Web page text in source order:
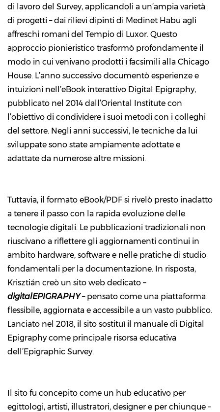
di lavoro del Survey, applicandoli a un’ampia varietà
di progetti – dai rilievi dipinti di Medinet Habu agli
affreschi romani del Tempio di Luxor. Questo
approccio pionieristico trasformò profondamente il
modo in cui venivano prodotti i facsimili alla Chicago
House. L’anno successivo documentò esperienze e
intuizioni nell’eBook interattivo Digital Epigraphy,
pubblicato nel 2014 dall’Oriental Institute con
l’obiettivo di condividere i suoi metodi con i colleghi
del settore. Negli anni successivi, le tecniche da lui
sviluppate sono state ampiamente adottate e
adattate da numerose altre missioni.
Tuttavia, il formato eBook/PDF si rivelò presto inadatto
a tenere il passo con la rapida evoluzione delle
tecnologie digitali. Le pubblicazioni tradizionali non
riuscivano a riflettere gli aggiornamenti continui in
ambito hardware, software e nelle pratiche di studio
fondamentali per la documentazione. In risposta,
Krisztián creò un sito web dedicato –
digitalEPIGRAPHY – pensato come una piattaforma
flessibile, aggiornata e accessibile a un vasto pubblico.
Lanciato nel 2018, il sito sostituì il manuale di Digital
Epigraphycome principale risorsa educativa
dell’Epigraphic Survey.
Il sito fu concepito come un hub educativo per
egittologi, artisti, illustratori, designer e per chiunque –